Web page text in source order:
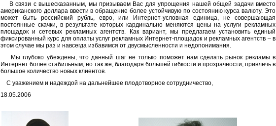
В связи с вышесказанным, мы призываем Вас для упрощения нашей общей задачи вместо
американского доллара ввести в обращение более устойчивую по состоянию курса валюту. Это
может быть российский рубль, евро, или Интернет-условная единица, не совершающая
постоянные скачки, в результате которых кардинально меняются цены на услуги рекламных
площадок и сетевых рекламных агентств. Как вариант, мы предлагаем установить единый
фиксированный курс для оплаты услуг рекламных Интернет-площадок и рекламных агентств – в
этом случае мы раз и навсегда избавимся от двусмысленности и недопонимания.
Мы глубоко убеждены, что данный шаг не только поможет нам сделать рынок рекламы в
Интернет более стабильным, но так же, благодаря большей гибкости и прозрачности, привлечь в
большое количество новых клиентов.
С уважением и надеждой на дальнейшее плодотворное сотрудничество,
18.05.2006